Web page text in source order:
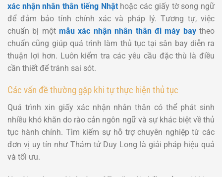
xác nhận nhân thân tiếng Nhậthoặc các giấy tờ song ngữ
để đảm bảo tính chính xác và pháp lý. Tương tự, việc
chuẩn bị mộtmẫu xác nhận nhân thân đi máy baytheo
chuẩn cũng giúp quá trình làm thủ tục tại sân bay diễn ra
thuận lợi hơn. Luôn kiểm tra các yêu cầu đặc thù là điều
cần thiết để tránh sai sót.
Các vấn đề thường gặp khi tự thực hiện thủ tục
Quá trình xin giấy xác nhận nhân thân có thể phát sinh
nhiều khó khăn do rào cản ngôn ngữ và sự khác biệt về thủ
tục hành chính. Tìm kiếm sự hỗ trợ chuyên nghiệp từ các
đơn vị uy tín như Thám tử Duy Long là giải pháp hiệu quả
và tối ưu.